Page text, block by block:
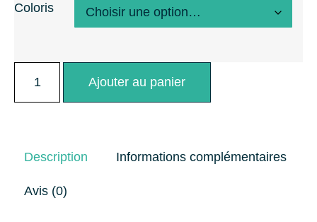
Coloris
Ajouter au panier
Description Informations complémentaires
Avis (0)